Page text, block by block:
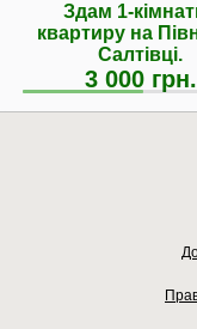
Здам 1-
квартиру на
Салтівці.
3 000 грн.